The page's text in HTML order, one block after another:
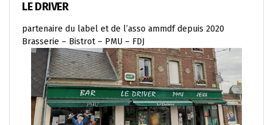
LE DRIVER
partenaire du label et de l’asso ammdf depuis 2020
Brasserie – Bistrot – PMU – FDJ